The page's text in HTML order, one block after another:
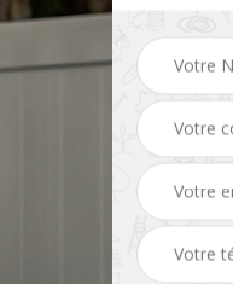
de clôture
37